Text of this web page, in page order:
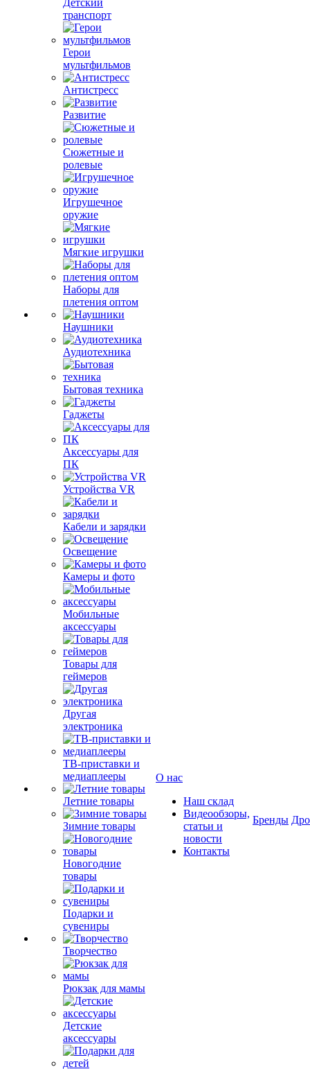
Детский
транспорт
Герои
мультфильмов
Антистресс
Развитие
Сюжетные и
ролевые
Игрушечное
оружие
Мягкие игрушки
Наборы для
плетения оптом
Наушники
Аудиотехника
Бытовая техника
Гаджеты
Аксессуары для
ПК
Устройства VR
Кабели и зарядки
Освещение
Камеры и фото
Мобильные
аксессуары
Товары для
геймеров
Другая
электроника
ТВ-приставки и
медиаплееры
Летние товары
Зимние товары
Новогодние
товары
Подарки и
сувениры
Творчество
Рюкзак для мамы
Детские
аксессуары
О нас
Наш склад
Видеообзоры,
статьи и
новости
Контакты
Бренды